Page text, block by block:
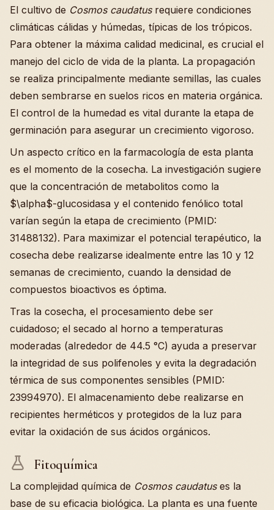
El cultivo de Cosmos caudatusrequiere condiciones
climáticas cálidas y húmedas, típicas de los trópicos.
Para obtener la máxima calidad medicinal, es crucial el
manejo del ciclo de vida de la planta. La propagación
se realiza principalmente mediante semillas, las cuales
deben sembrarse en suelos ricos en materia orgánica.
El control de la humedad es vital durante la etapa de
germinación para asegurar un crecimiento vigoroso.
Un aspecto crítico en la farmacología de esta planta
es el momento de la cosecha. La investigación sugiere
que la concentración de metabolitos como la
$\alpha$-glucosidasa y el contenido fenólico total
varían según la etapa de crecimiento (PMID:
31488132). Para maximizar el potencial terapéutico, la
cosecha debe realizarse idealmente entre las 10 y 12
semanas de crecimiento, cuando la densidad de
compuestos bioactivos es óptima.
Tras la cosecha, el procesamiento debe ser
cuidadoso; el secado al horno a temperaturas
moderadas (alrededor de 44.5 °C) ayuda a preservar
la integridad de sus polifenoles y evita la degradación
térmica de sus componentes sensibles (PMID:
23994970). El almacenamiento debe realizarse en
recipientes herméticos y protegidos de la luz para
evitar la oxidación de sus ácidos orgánicos.
Fitoquímica
La complejidad química de Cosmos caudatuses la
base de su eficacia biológica. La planta es una fuente